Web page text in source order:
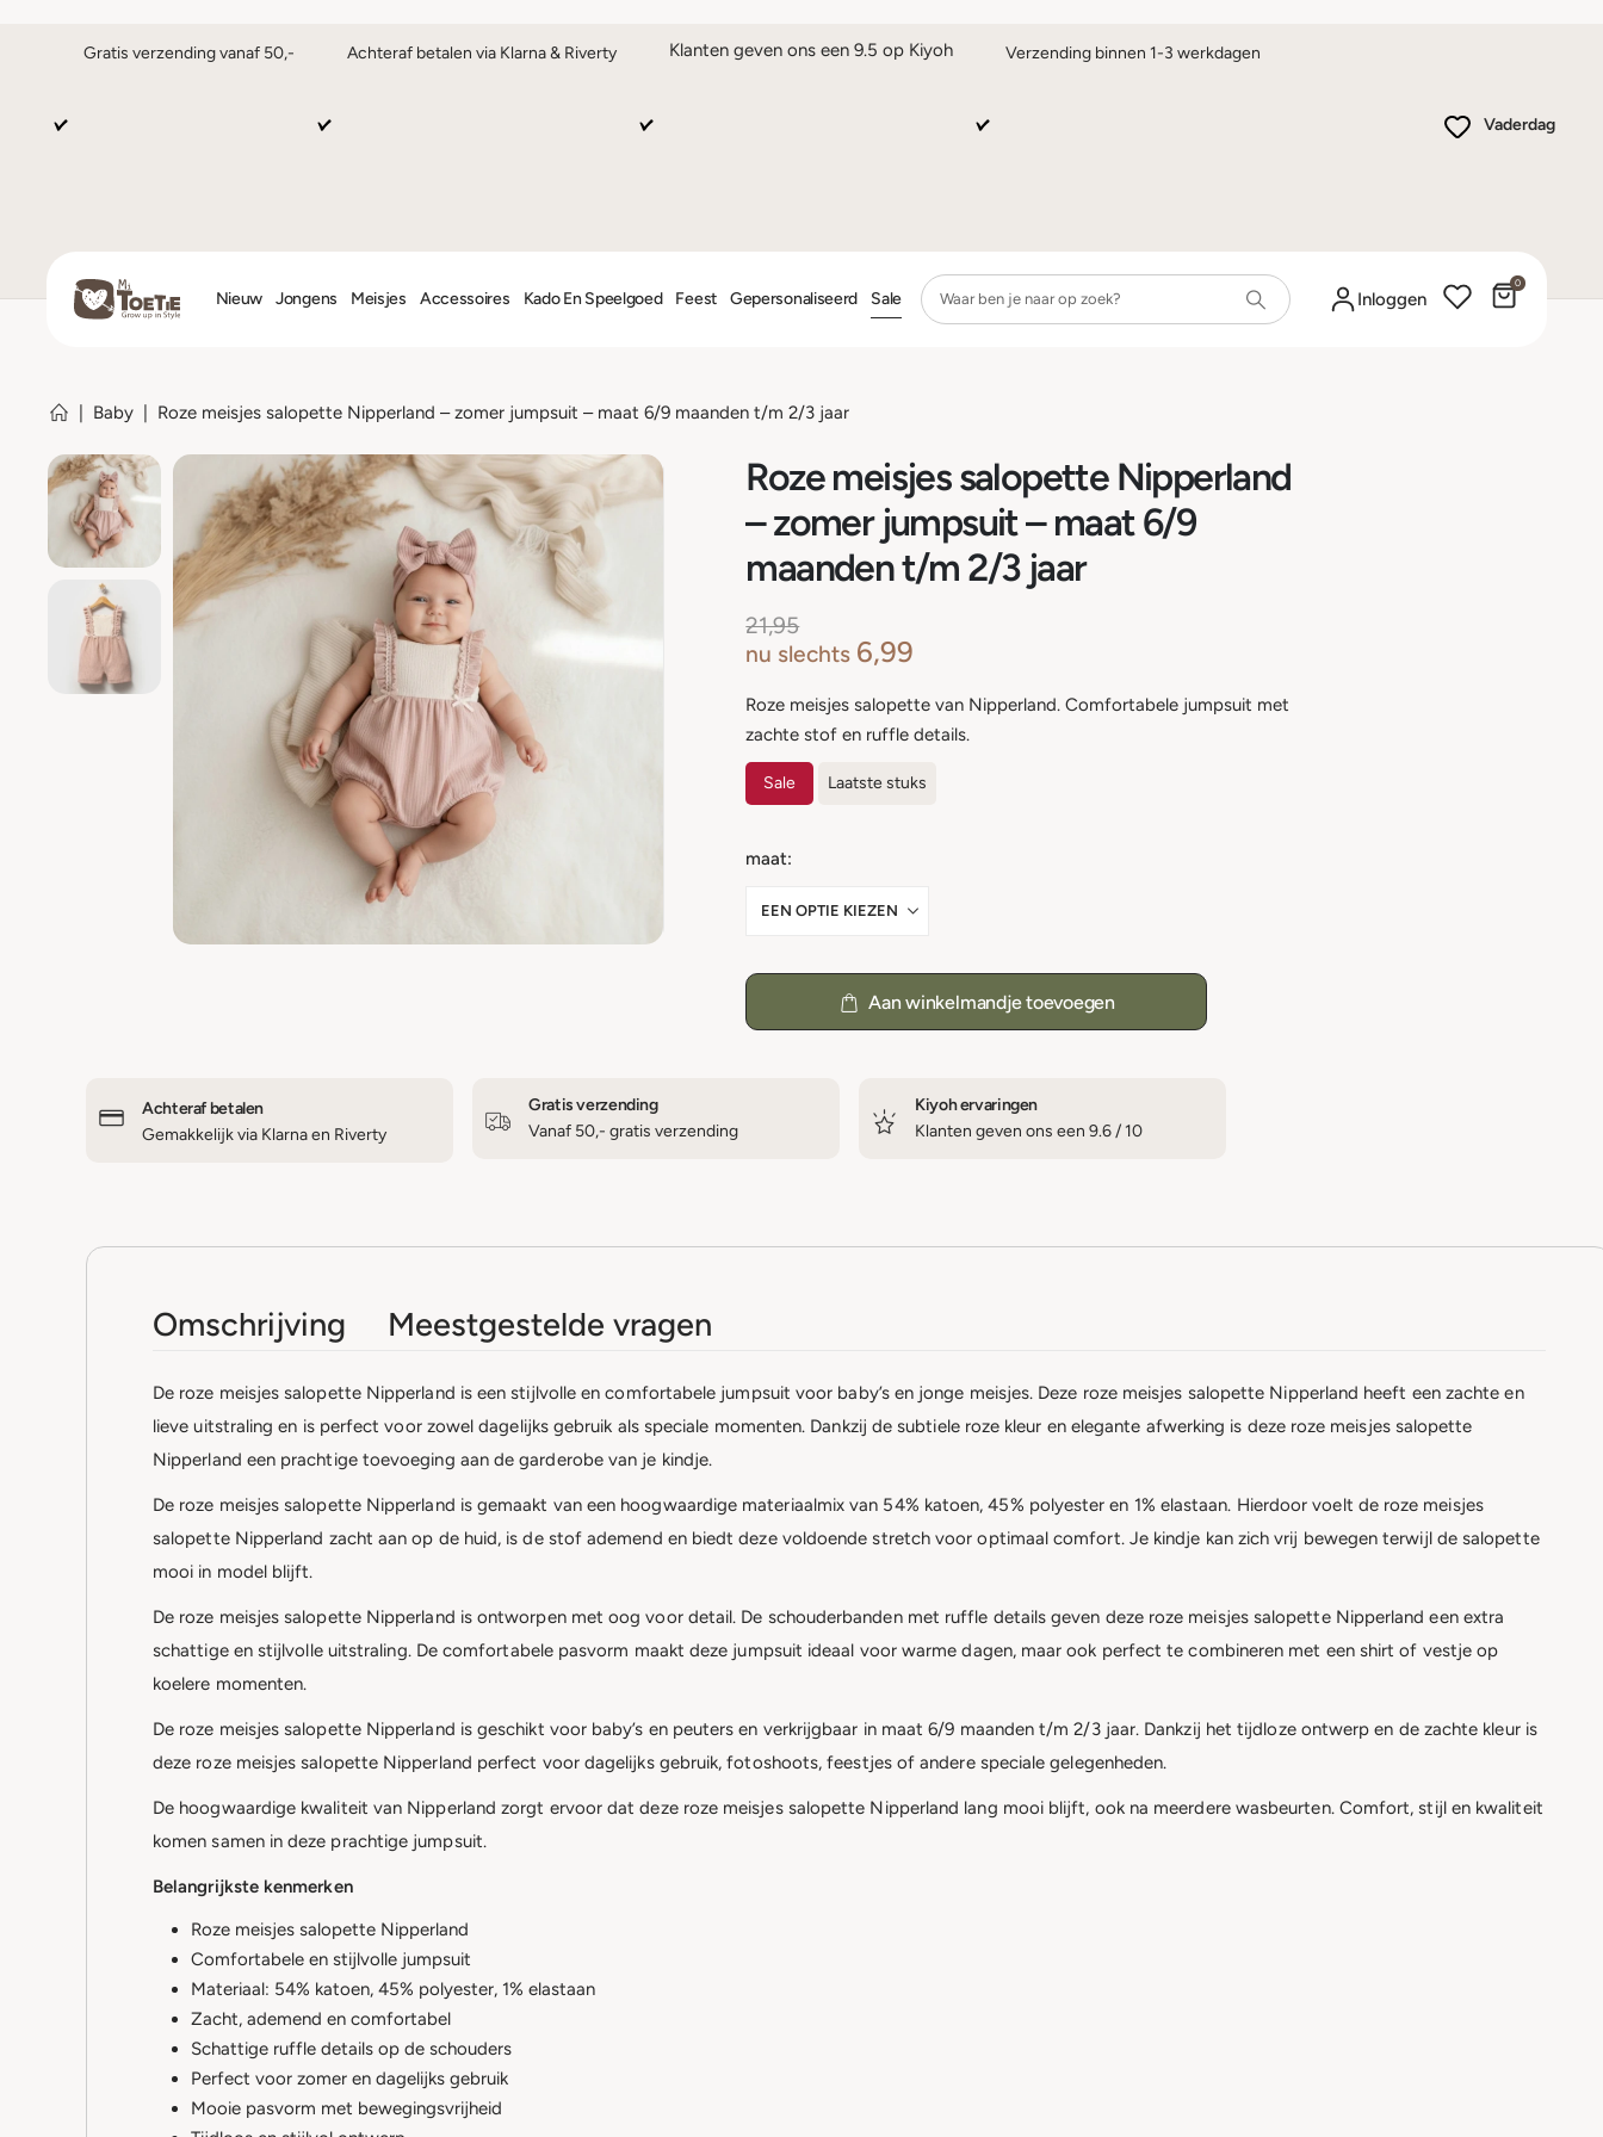
Gratis verzending vanaf 50,- Achteraf betalen via Klarna & Riverty Klanten geven ons een 9.5 op Kiyoh Verzending binnen 1-3 werkdagen
Vaderdag
Nieuw Jongens Meisjes Accessoires Kado En Speelgoed Feest Gepersonaliseerd Sale Inloggen
0
Baby Roze meisjes salopette Nipperland – zomer jumpsuit – maat 6/9 maanden t/m 2/3 jaar
Roze meisjes salopette Nipperland
– zomer jumpsuit – maat 6/9
maanden t/m 2/3 jaar
21,95
nu slechts 6,99
Roze meisjes salopette van Nipperland. Comfortabele jumpsuit met
zachte stof en ruffle details.
Sale Laatste stuks
maat
Aan winkelmandje toevoegen
Achteraf betalen
Gemakkelijk via Klarna en Riverty
Gratis verzending
Vanaf 50,- gratis verzending
Kiyoh ervaringen
Klanten geven ons een 9.6 / 10
Omschrijving Meestgestelde vragen
De roze meisjes salopette Nipperland is een stijlvolle en comfortabele jumpsuit voor baby’s en jonge meisjes. Deze roze meisjes salopette Nipperland heeft een zachte en
lieve uitstraling en is perfect voor zowel dagelijks gebruik als speciale momenten. Dankzij de subtiele roze kleur en elegante afwerking is deze roze meisjes salopette
Nipperland een prachtige toevoeging aan de garderobe van je kindje.
De roze meisjes salopette Nipperland is gemaakt van een hoogwaardige materiaalmix van 54% katoen, 45% polyester en 1% elastaan. Hierdoor voelt de roze meisjes
salopette Nipperland zacht aan op de huid, is de stof ademend en biedt deze voldoende stretch voor optimaal comfort. Je kindje kan zich vrij bewegen terwijl de salopette
mooi in model blijft.
De roze meisjes salopette Nipperland is ontworpen met oog voor detail. De schouderbanden met ruffle details geven deze roze meisjes salopette Nipperland een extra
schattige en stijlvolle uitstraling. De comfortabele pasvorm maakt deze jumpsuit ideaal voor warme dagen, maar ook perfect te combineren met een shirt of vestje op
koelere momenten.
De roze meisjes salopette Nipperland is geschikt voor baby’s en peuters en verkrijgbaar in maat 6/9 maanden t/m 2/3 jaar. Dankzij het tijdloze ontwerp en de zachte kleur is
deze roze meisjes salopette Nipperland perfect voor dagelijks gebruik, fotoshoots, feestjes of andere speciale gelegenheden.
De hoogwaardige kwaliteit van Nipperland zorgt ervoor dat deze roze meisjes salopette Nipperland lang mooi blijft, ook na meerdere wasbeurten. Comfort, stijl en kwaliteit
komen samen in deze prachtige jumpsuit.
Belangrijkste kenmerken
Roze meisjes salopette Nipperland
Comfortabele en stijlvolle jumpsuit
Materiaal: 54% katoen, 45% polyester, 1% elastaan
Zacht, ademend en comfortabel
Schattige ruffle details op de schouders
Perfect voor zomer en dagelijks gebruik
Mooie pasvorm met bewegingsvrijheid